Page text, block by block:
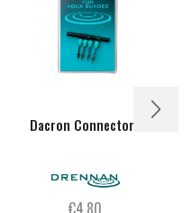
Dacron Connectors